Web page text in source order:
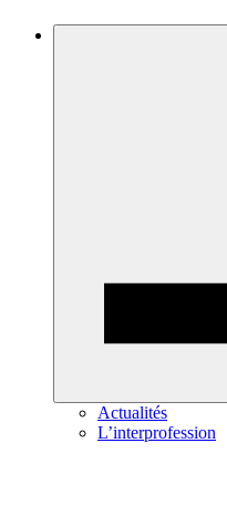
Actualités
L’interprofession